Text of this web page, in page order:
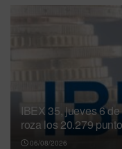
IBEX 35, jueves 6
roza los 20.279
06/08/2026